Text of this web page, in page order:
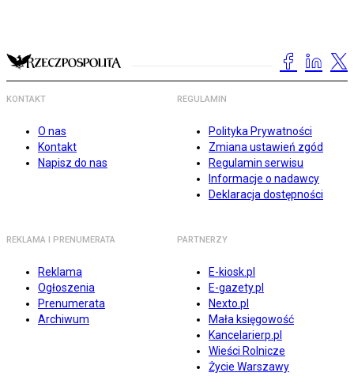
KONTAKT
O nas
Kontakt
Napisz do nas
REGULAMIN
Polityka Prywatności
Zmiana ustawień zgód
Regulamin serwisu
Informacje o nadawcy
Deklaracja dostępności
REKLAMA I PRENUMERATA
Reklama
Ogłoszenia
Prenumerata
Archiwum
PARTNERZY
E-kiosk.pl
E-gazety.pl
Nexto.pl
Mała księgowość
Kancelarierp.pl
Wieści Rolnicze
Życie Warszawy